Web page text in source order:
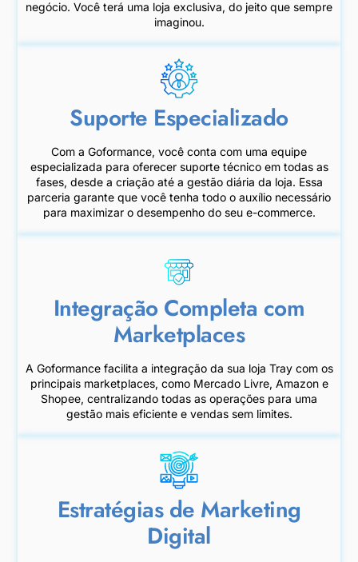
negócio. Você terá uma loja exclusiva, do jeito que sempre
imaginou.
Suporte Especializado
Com a Goformance, você conta com uma equipe
especializada para oferecer suporte técnico em todas as
fases, desde a criação até a gestão diária da loja. Essa
parceria garante que você tenha todo o auxílio necessário
para maximizar o desempenho do seu e-commerce.
Integração Completa com
Marketplaces
A Goformance facilita a integração da sua loja Tray com os
principais marketplaces, como Mercado Livre, Amazon e
Shopee, centralizando todas as operações para uma
gestão mais eficiente e vendas sem limites.
Estratégias de Marketing
Digital